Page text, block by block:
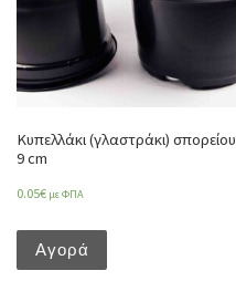
Κυπελλάκι (γλαστράκι) σπορείου
9 cm
0.05€ με ΦΠΑ
Αγορά